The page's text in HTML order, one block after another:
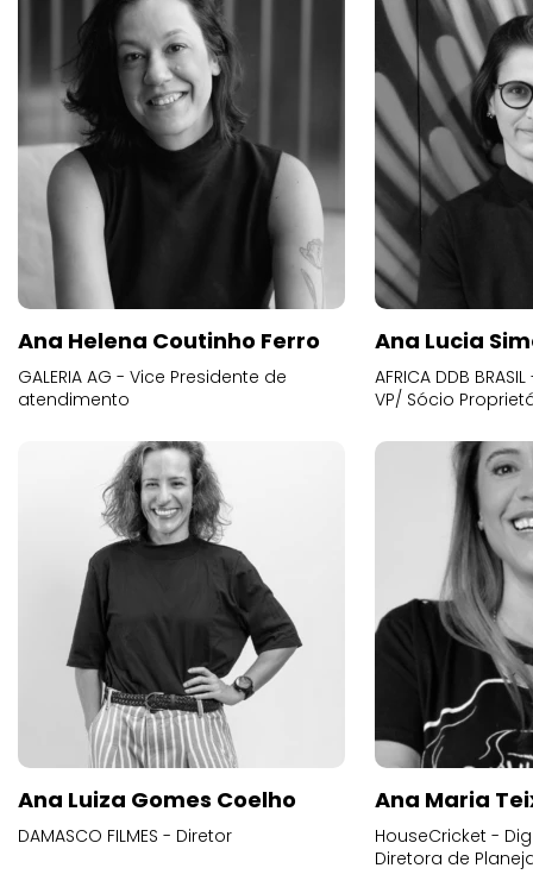
Ana Helena Coutinho Ferro
GALERIA AG - Vice Presidente de
atendimento
Ana Lucia
AFRICA DDB
VP/ Sócio
Ana Luiza Gomes Coelho
DAMASCO FILMES - Diretor
Ana Maria
HouseCricket -
Diretora de